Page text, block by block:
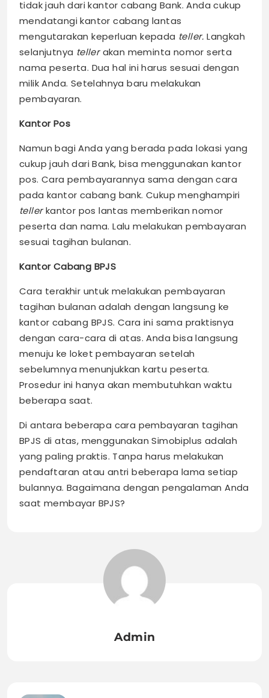
tidak jauh dari kantor cabang Bank. Anda cukup
mendatangi kantor cabang lantas
mengutarakan keperluan kepada teller.Langkah
selanjutnya tellerakan meminta nomor serta
nama peserta. Dua hal ini harus sesuai dengan
milik Anda. Setelahnya baru melakukan
pembayaran.
Kantor Pos
Namun bagi Anda yang berada pada lokasi yang
cukup jauh dari Bank, bisa menggunakan kantor
pos. Cara pembayarannya sama dengan cara
pada kantor cabang bank. Cukup menghampiri
tellerkantor pos lantas memberikan nomor
peserta dan nama. Lalu melakukan pembayaran
sesuai tagihan bulanan.
Kantor Cabang BPJS
Cara terakhir untuk melakukan pembayaran
tagihan bulanan adalah dengan langsung ke
kantor cabang BPJS. Cara ini sama praktisnya
dengan cara-cara di atas. Anda bisa langsung
menuju ke loket pembayaran setelah
sebelumnya menunjukkan kartu peserta.
Prosedur ini hanya akan membutuhkan waktu
beberapa saat.
Di antara beberapa cara pembayaran tagihan
BPJS di atas, menggunakan Simobiplus adalah
yang paling praktis. Tanpa harus melakukan
pendaftaran atau antri beberapa lama setiap
bulannya. Bagaimana dengan pengalaman Anda
saat membayar BPJS?
Admin